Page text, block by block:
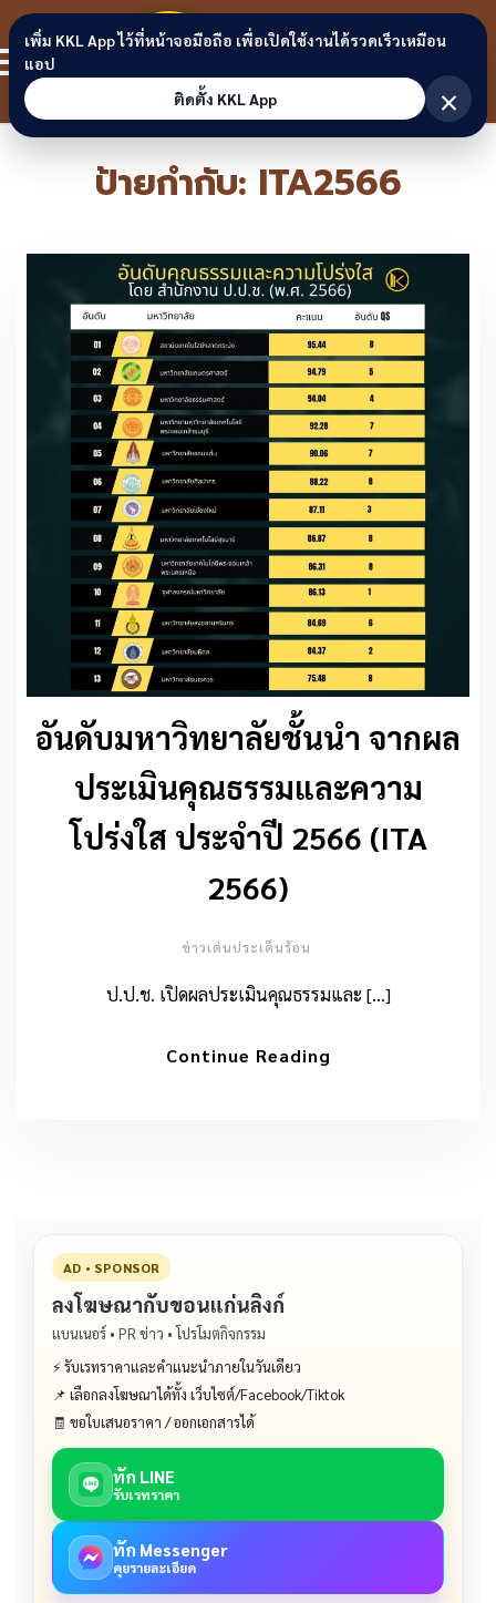
Skip to content
ขอนแก่น
ลิงก์
ป้ายกำกับ: ITA2566
อันดับมหาวิทยาลัยชั้นนำ จากผล
ประเมินคุณธรรมและความ
โปร่งใส ประจำปี 2566 (ITA
2566)
ข่าวเด่นประเด็นร้อน
ป.ป.ช. เปิดผลประเมินคุณธรรมและ […]
Continue Reading
AD • SPONSOR
ลงโฆษณากับขอนแก่นลิงก์
แบนเนอร์ • PR ข่าว • โปรโมตกิจกรรม
⚡ รับเรทราคาและคำแนะนำภายในวันเดียว
📌 เลือกลงโฆษณาได้ทั้ง เว็บไซต์/Facebook/Tiktok
🧾 ขอใบเสนอราคา / ออกเอกสารได้
ทัก LINE
รับเรทราคา
ทัก Messenger
คุยรายละเอียด
เพิ่ม KKL App ไว้ที่หน้าจอมือถือ เพื่อเปิดใช้งานได้รวดเร็วเหมือน
แอป
ติดตั้ง KKL App
×